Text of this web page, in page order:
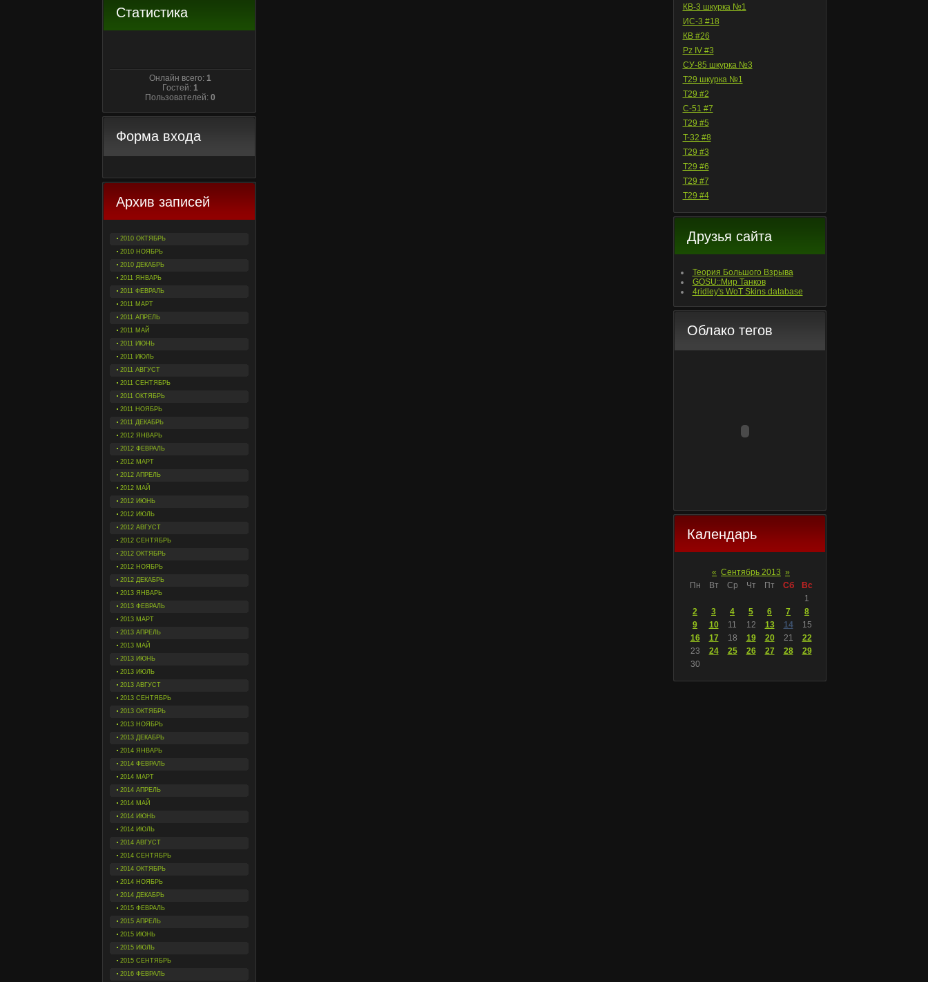
Статистика
Онлайн всего: 1
Гостей: 1
Пользователей: 0
Форма входа
Архив записей
2010 ОКТЯБРЬ
2010 НОЯБРЬ
2010 ДЕКАБРЬ
2011 ЯНВАРЬ
2011 ФЕВРАЛЬ
2011 МАРТ
2011 АПРЕЛЬ
2011 МАЙ
2011 ИЮНЬ
2011 ИЮЛЬ
2011 АВГУСТ
2011 СЕНТЯБРЬ
2011 ОКТЯБРЬ
2011 НОЯБРЬ
2011 ДЕКАБРЬ
2012 ЯНВАРЬ
2012 ФЕВРАЛЬ
2012 МАРТ
2012 АПРЕЛЬ
2012 МАЙ
2012 ИЮНЬ
2012 ИЮЛЬ
2012 АВГУСТ
2012 СЕНТЯБРЬ
2012 ОКТЯБРЬ
2012 НОЯБРЬ
2012 ДЕКАБРЬ
2013 ЯНВАРЬ
2013 ФЕВРАЛЬ
2013 МАРТ
2013 АПРЕЛЬ
2013 МАЙ
2013 ИЮНЬ
2013 ИЮЛЬ
2013 АВГУСТ
2013 СЕНТЯБРЬ
2013 ОКТЯБРЬ
2013 НОЯБРЬ
2013 ДЕКАБРЬ
2014 ЯНВАРЬ
2014 ФЕВРАЛЬ
2014 МАРТ
2014 АПРЕЛЬ
2014 МАЙ
2014 ИЮНЬ
2014 ИЮЛЬ
2014 АВГУСТ
2014 СЕНТЯБРЬ
2014 ОКТЯБРЬ
2014 НОЯБРЬ
2014 ДЕКАБРЬ
2015 ФЕВРАЛЬ
2015 АПРЕЛЬ
2015 ИЮНЬ
2015 ИЮЛЬ
2015 СЕНТЯБРЬ
2016 ФЕВРАЛЬ
КВ-3 шкурка №1
ИС-3 #18
КВ #26
Pz IV #3
СУ-85 шкурка №3
T29 шкурка №1
T29 #2
С-51 #7
T29 #5
T-32 #8
T29 #3
T29 #6
T29 #7
T29 #4
Друзья сайта
Теория Большого Взрыва
GOSU::Мир Танков
4ridley's WoT Skins database
Облако тегов
Календарь
« Сентябрь 2013 »
Пн
Вт Ср Чт Пт Сб
Вс
1
2
3 4 5 6 7
8
9
10 11 12 13 14
15
16
17 18 19 20 21
22
23
24 25 26 27 28
29
30